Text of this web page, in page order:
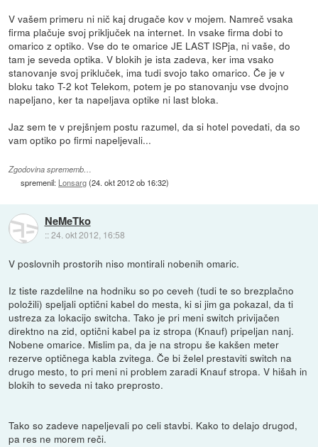
V vašem primeru ni nič kaj drugače kov v mojem. Namreč vsaka
firma plačuje svoj priključek na internet. In vsake firma dobi to
omarico z optiko. Vse do te omarice JE LAST ISPja, ni vaše, do
tam je seveda optika. V blokih je ista zadeva, ker ima vsako
stanovanje svoj prikluček, ima tudi svojo tako omarico. Če je v
bloku tako T-2 kot Telekom, potem je po stanovanju vse dvojno
napeljano, ker ta napeljava optike ni last bloka.
Jaz sem te v prejšnjem postu razumel, da si hotel povedati, da so
vam optiko po firmi napeljevali...
Zgodovina sprememb…
spremenil: Lonsarg(24. okt 2012 ob 16:32)
NeMeTko
::24. okt 2012, 16:58
V poslovnih prostorih niso montirali nobenih omaric.
Iz tiste razdelilne na hodniku so po ceveh (tudi te so brezplačno
položili) speljali optični kabel do mesta, ki si jim ga pokazal, da ti
ustreza za lokacijo switcha. Tako je pri meni switch privijačen
direktno na zid, optični kabel pa iz stropa (Knauf) pripeljan nanj.
Nobene omarice. Mislim pa, da je na stropu še kakšen meter
rezerve optičnega kabla zvitega. Če bi želel prestaviti switch na
drugo mesto, to pri meni ni problem zaradi Knauf stropa. V hišah in
blokih to seveda ni tako preprosto.
Tako so zadeve napeljevali po celi stavbi. Kako to delajo drugod,
pa res ne morem reči.